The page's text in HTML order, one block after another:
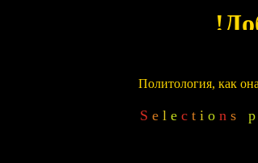
Политология, как
S e l e c t i o n s p